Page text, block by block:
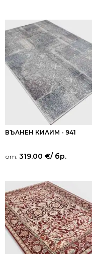
ВЪЛНЕН КИЛИМ - 941
от: 319.00 €/ бр.